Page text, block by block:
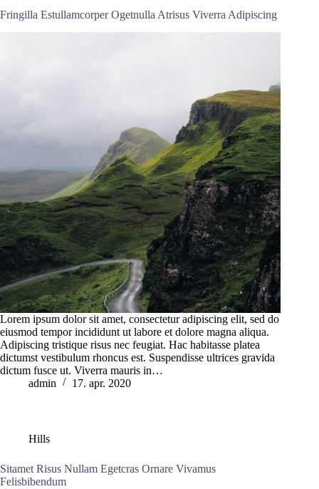
Fringilla Estullamcorper Ogetnulla Atrisus Viverra Adipiscing
Lorem ipsum dolor sit amet, consectetur adipiscing elit, sed do
eiusmod tempor incididunt ut labore et dolore magna aliqua.
Adipiscing tristique risus nec feugiat. Hac habitasse platea
dictumst vestibulum rhoncus est. Suspendisse ultrices gravida
dictum fusce ut. Viverra mauris in…
admin
17. apr. 2020
Hills
Sitamet Risus Nullam Egetcras Ornare Vivamus
Felisbibendum